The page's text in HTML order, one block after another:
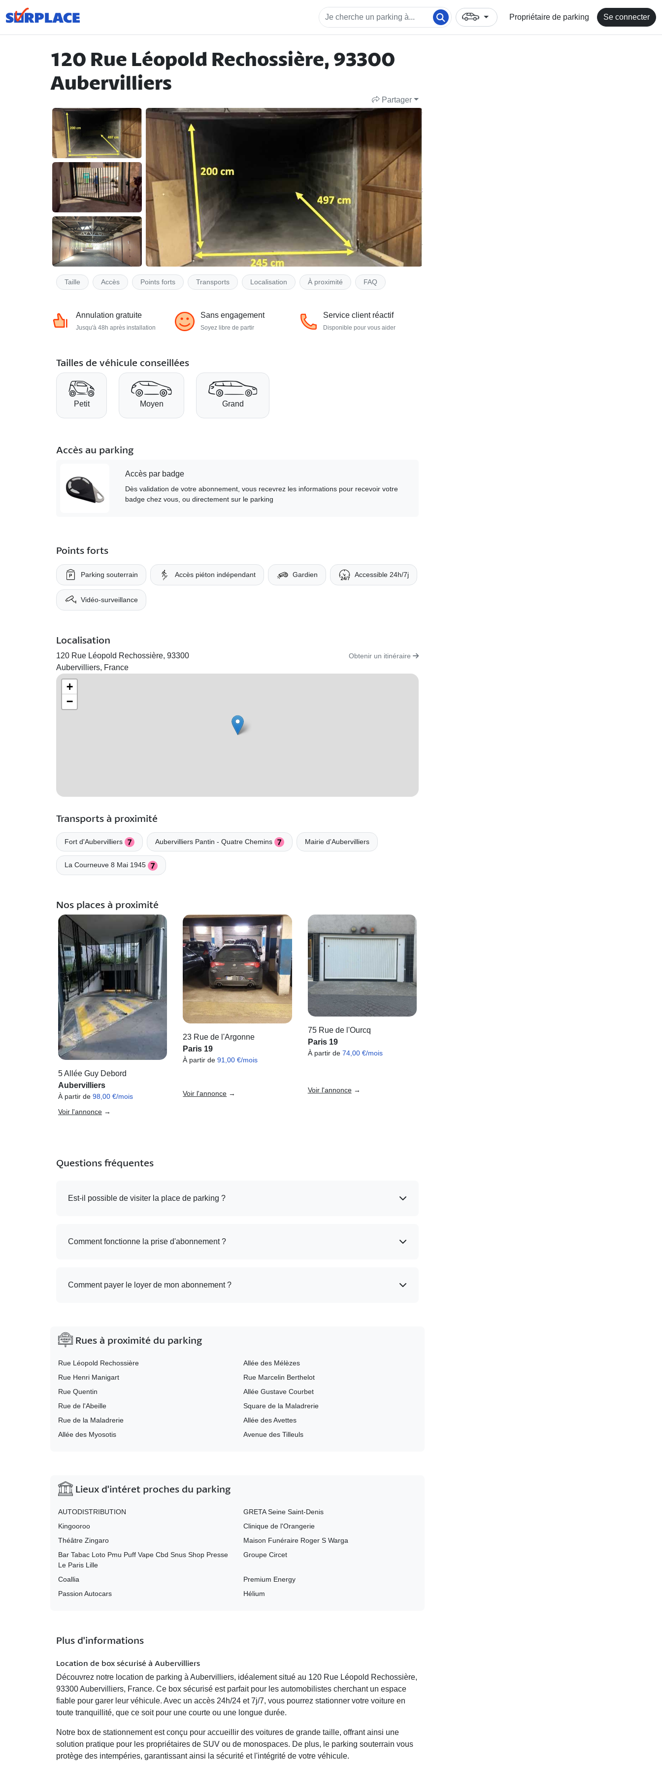
Propriétaire de parking Se connecter
120 Rue Léopold Rechossière, 93300
Aubervilliers
Partager
Taille Accès Points forts Transports Localisation À proximité FAQ
Annulation gratuite
Jusqu'à 48h après installation
Sans engagement
Soyez libre de partir
Service client réactif
Disponible pour vous aider
Tailles de véhicule conseillées
Petit Moyen Grand
Accès au parking
Accès par badge
Dès validation de votre abonnement, vous recevrez les informations pour recevoir votre
badge chez vous, ou directement sur le parking
Points forts
Parking souterrain Accès piéton indépendant Gardien Accessible 24h/7j
Vidéo-surveillance
Localisation
120 Rue Léopold Rechossière, 93300
Aubervilliers, France
Obtenir un itinéraire
+
−
Transports à proximité
Fort d'Aubervilliers Aubervilliers Pantin - Quatre Chemins Mairie d'Aubervilliers
La Courneuve 8 Mai 1945
Nos places à proximité
5 Allée Guy Debord
Aubervilliers
À partir de 98,00 €/mois
Voir l'annonce →
23 Rue de l'Argonne
Paris 19
À partir de91,00 €/mois
Voir l'annonce →
75 Rue de l'Ourcq
Paris 19
À partir de 74,00 €/mois
Voir l'annonce→
Questions fréquentes
Est-il possible de visiter la place de parking ?
Comment fonctionne la prise d'abonnement ?
Comment payer le loyer de mon abonnement ?
Rues à proximité du parking
Rue Léopold Rechossière
Allée des Mélèzes
Rue Henri Manigart
Rue Marcelin Berthelot
Rue Quentin
Allée Gustave Courbet
Rue de l'Abeille
Square de la Maladrerie
Rue de la Maladrerie
Allée des Avettes
Allée des Myosotis
Avenue des Tilleuls
Lieux d'intéret proches du parking
AUTODISTRIBUTION
GRETA Seine Saint-Denis
Kingooroo
Clinique de l'Orangerie
Théâtre Zingaro
Maison Funéraire Roger S Warga
Bar Tabac Loto Pmu Puff Vape Cbd Snus Shop Presse
Le Paris Lille
Groupe Circet
Coallia
Premium Energy
Passion Autocars
Hélium
Plus d'informations
Location de box sécurisé à Aubervilliers
Découvrez notre location de parking à Aubervilliers, idéalement situé au 120 Rue Léopold Rechossière,
93300 Aubervilliers, France. Ce box sécurisé est parfait pour les automobilistes cherchant un espace
fiable pour garer leur véhicule. Avec un accès 24h/24 et 7j/7, vous pourrez stationner votre voiture en
toute tranquillité, que ce soit pour une courte ou une longue durée.
Notre box de stationnementest conçu pour accueillir des voitures de grande taille, offrant ainsi une
solution pratique pour les propriétaires de SUV ou de monospaces. De plus, le parking souterrain vous
protège des intempéries, garantissant ainsi la sécurité et l'intégrité de votre véhicule.